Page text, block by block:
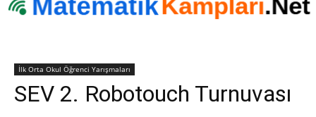
İlk Orta Okul Öğrenci Yarışmaları
SEV 2. Robotouch Turnuvası